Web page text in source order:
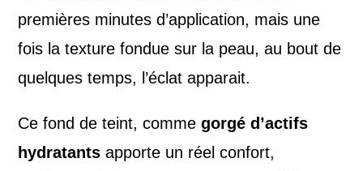
premières minutes d’application, mais une
fois la texture fondue sur la peau, au bout de
quelques temps, l’éclat apparait.
Ce fond de teint, commegorgé d’actifs
hydratants apporte un réel confort,